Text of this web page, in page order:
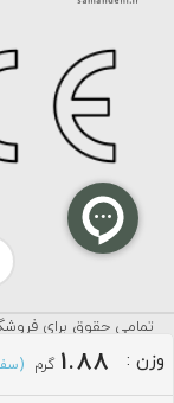
وزن :
1.88 گرم
تمامی حقوق برای